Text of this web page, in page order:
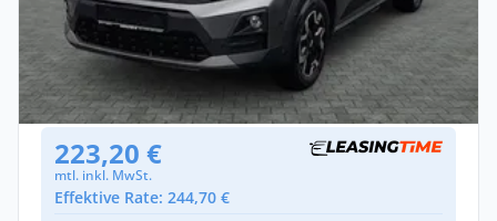
Privat & Gewerbe
Dacia Jogger Journey Eco-G 120 auto,
Erdgas • Automatik • 122 PS (90 kW)
Neuwagen
223,20 €
mtl. inkl. MwSt.
Effektive Rate: 244,70 €